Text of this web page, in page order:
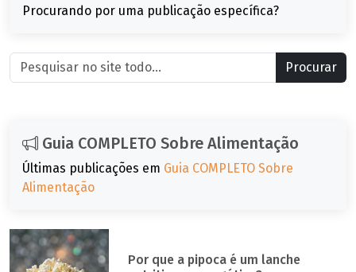
Procurando por uma publicação específica?
Procurar
Guia COMPLETO Sobre Alimentação
Últimas publicações em Guia COMPLETO Sobre
Alimentação
Por que a pipoca é um lanche